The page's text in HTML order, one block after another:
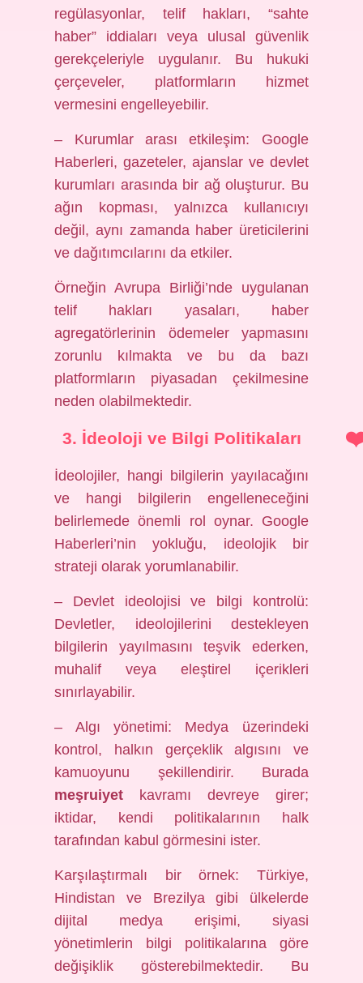
regülasyonlar, telif hakları, “sahte
haber” iddiaları veya ulusal güvenlik
gerekçeleriyle uygulanır. Bu hukuki
çerçeveler, platformların hizmet
vermesini engelleyebilir.
– Kurumlar arası etkileşim: Google
Haberleri, gazeteler, ajanslar ve devlet
kurumları arasında bir ağ oluşturur. Bu
ağın kopması, yalnızca kullanıcıyı
değil, aynı zamanda haber üreticilerini
ve dağıtımcılarını da etkiler.
Örneğin Avrupa Birliği’nde uygulanan
telif hakları yasaları, haber
agregatörlerinin ödemeler yapmasını
zorunlu kılmakta ve bu da bazı
platformların piyasadan çekilmesine
neden olabilmektedir.
3. İdeoloji ve Bilgi Politikaları
İdeolojiler, hangi bilgilerin yayılacağını
ve hangi bilgilerin engelleneceğini
belirlemede önemli rol oynar. Google
Haberleri’nin yokluğu, ideolojik bir
strateji olarak yorumlanabilir.
– Devlet ideolojisi ve bilgi kontrolü:
Devletler, ideolojilerini destekleyen
bilgilerin yayılmasını teşvik ederken,
muhalif veya eleştirel içerikleri
sınırlayabilir.
– Algı yönetimi: Medya üzerindeki
kontrol, halkın gerçeklik algısını ve
kamuoyunu şekillendirir. Burada
meşruiyet kavramı devreye girer;
iktidar, kendi politikalarının halk
tarafından kabul görmesini ister.
Karşılaştırmalı bir örnek: Türkiye,
Hindistan ve Brezilya gibi ülkelerde
dijital medya erişimi, siyasi
yönetimlerin bilgi politikalarına göre
değişiklik gösterebilmektedir. Bu